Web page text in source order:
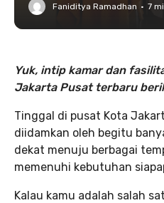
Faniditya Ramadhan · 7
Yuk, intip kamar dan
Jakarta Pusat terbaru
Tinggal di pusat Kota
diidamkan oleh begitu
dekat menuju berbagai
memenuhi kebutuhan
Kalau kamu adalah salah